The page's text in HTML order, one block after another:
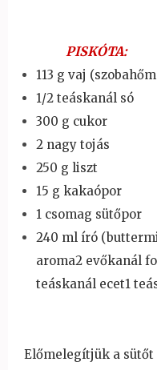
PISKÓTA:
113 g vaj
1/2 teáskanál só
300 g cukor
2 nagy tojás
250 g liszt
15 g kakaópor
1 csomag sütőpor
240 ml író
aroma2 evőkanál
teáskanál ecet1
Előmelegítjük a sütőt